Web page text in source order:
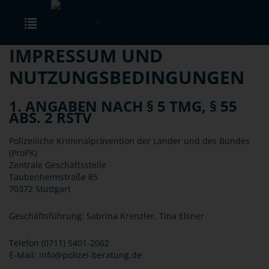
Skip to main content
IMPRESSUM UND
NUTZUNGSBEDINGUNGEN
1. ANGABEN NACH § 5 TMG, § 55
ABS. 2 RSTV
Polizeiliche Kriminalprävention der Länder und des Bundes
(ProPK)
Zentrale Geschäftsstelle
Taubenheimstraße 85
70372 Stuttgart
Geschäftsführung: Sabrina Krenzler, Tina Elsner
Telefon (0711) 5401-2062
E-Mail: info@polizei-beratung.de